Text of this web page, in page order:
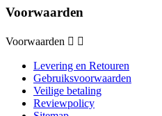
Voorwaarden
Voorwaarden  
Levering en Retouren
Gebruiksvoorwaarden
Veilige betaling
Reviewpolicy